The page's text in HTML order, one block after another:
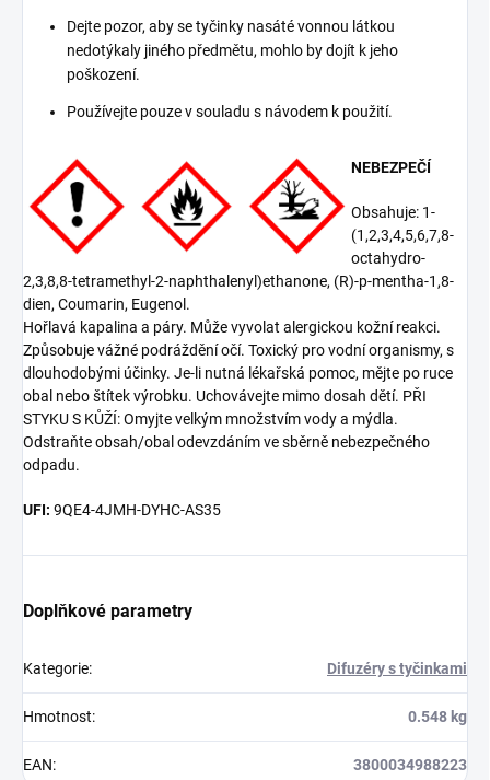
Dejte pozor, aby se tyčinky nasáté vonnou látkou
nedotýkaly jiného předmětu, mohlo by dojít k jeho
poškození.
Používejte pouze v souladu s návodem k použití.
NEBEZPEČÍ
Obsahuje: 1-
(1,2,3,4,5,6,7,8-
octahydro-
2,3,8,8-tetramethyl-2-naphthalenyl)ethanone, (R)-p-mentha-1,8-
dien, Coumarin, Eugenol.
Hořlavá kapalina a páry. Může vyvolat alergickou kožní reakci.
Způsobuje vážné podráždění očí. Toxický pro vodní organismy, s
dlouhodobými účinky. Je-li nutná lékařská pomoc, mějte po ruce
obal nebo štítek výrobku. Uchovávejte mimo dosah dětí. PŘI
STYKU S KŮŽÍ: Omyjte velkým množstvím vody a mýdla.
Odstraňte obsah/obal odevzdáním ve sběrně nebezpečného
odpadu.
UFI: 9QE4-4JMH-DYHC-AS35
Doplňkové parametry
Kategorie: Difuzéry s tyčinkami
Hmotnost: 0.548 kg
EAN: 3800034988223